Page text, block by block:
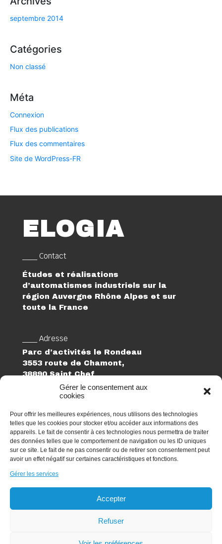
Gérer le consentement aux
cookies
Pour offrir les meilleures expériences, nous utilisons des technologies
telles que les cookies pour stocker et/ou accéder aux informations des
appareils. Le fait de consentir à ces technologies nous permettra de traiter
des données telles que le comportement de navigation ou les ID uniques
sur ce site. Le fait de ne pas consentir ou de retirer son consentement peut
avoir un effet négatif sur certaines caractéristiques et fonctions.
Gérer les services
Accepter
Refuser
septembre 2014
Catégories
Non classé
Méta
Connexion
Flux des publications
Flux des commentaires
Site de WordPress-FR
ELOGIA
___ Contact
Études et réalisations
d’automatismes industriels sur la
région Auvergne Rhône Alpes et sur
toute la France
___ Adresse
Parc d’activités le Rondeau
3553 route de Chamont,
38890 Saint Chef
___ Suivez-nous
Linkedin
___ Téléphone
04 74 27 74 02
___ Email
elogia@elogia.fr
Candidature spontanée